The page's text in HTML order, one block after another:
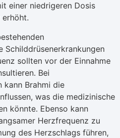
einer niedrigeren Dosis
erhöht.
Schilddrüsenerkrankungen
sollten vor der Einnahme
Bei
kann Brahmi die
was die medizinische
könnte. Ebenso kann
Herzfrequenz zu
des Herzschlags führen,